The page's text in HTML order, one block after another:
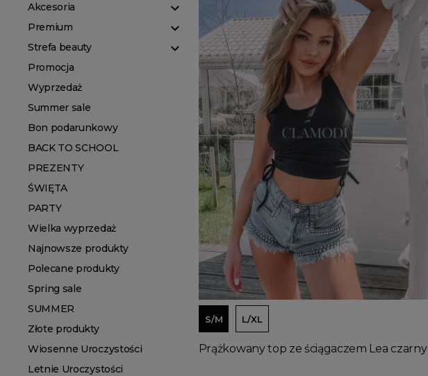
Akcesoria
Premium
Strefa beauty
Promocja
Wyprzedaż
Summer sale
Bon podarunkowy
BACK TO SCHOOL
PREZENTY
ŚWIĘTA
PARTY
Wielka wyprzedaż
Najnowsze produkty
Polecane produkty
Spring sale
SUMMER
Złote produkty
Wiosenne Uroczystości
Letnie Uroczystości
S/M L/XL
Prążkowany top ze ściągaczem Lea czarny